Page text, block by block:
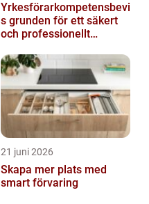
Yrkesförarkompetensbevi
s grunden för ett säkert
och professionellt
21 juni 2026
Skapa mer plats med
smart förvaring